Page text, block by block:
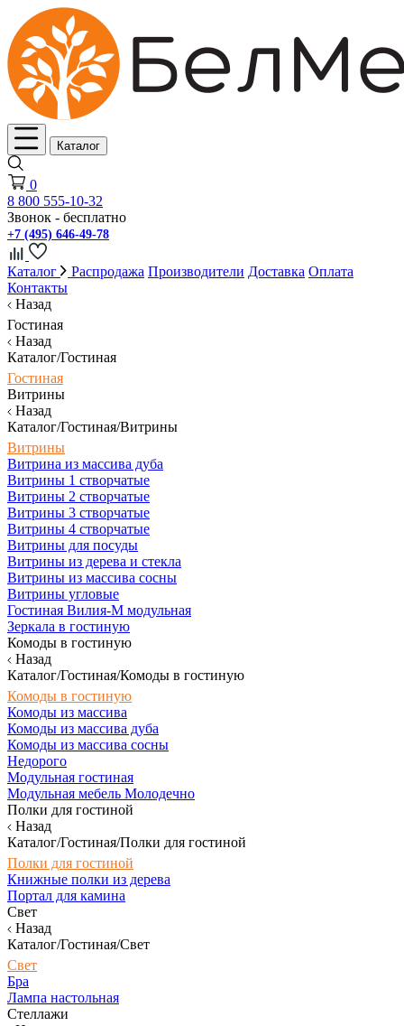
Каталог
0
8 800 555-10-32
Звонок - бесплатно
+7 (495) 646-49-78
Каталог Распродажа Производители Доставка Оплата
Контакты
Назад
Гостиная
Назад
Каталог/Гостиная
Гостиная
Витрины
Назад
Каталог/Гостиная/Витрины
Витрины
Витрина из массива дуба
Витрины 1 створчатые
Витрины 2 створчатые
Витрины 3 створчатые
Витрины 4 створчатые
Витрины для посуды
Витрины из дерева и стекла
Витрины из массива сосны
Витрины угловые
Гостиная Вилия-М модульная
Зеркала в гостиную
Комоды в гостиную
Назад
Каталог/Гостиная/Комоды в гостиную
Комоды в гостиную
Комоды из массива
Комоды из массива дуба
Комоды из массива сосны
Недорого
Модульная гостиная
Модульная мебель Молодечно
Полки для гостиной
Назад
Каталог/Гостиная/Полки для гостиной
Полки для гостиной
Книжные полки из дерева
Портал для камина
Свет
Назад
Каталог/Гостиная/Свет
Свет
Бра
Лампа настольная
Стеллажи